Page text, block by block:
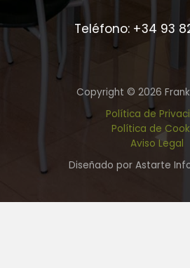
Teléfono: +34 93
Copyright © 2026
Política de
Política de
Aviso Legal
Diseñado por Astarte